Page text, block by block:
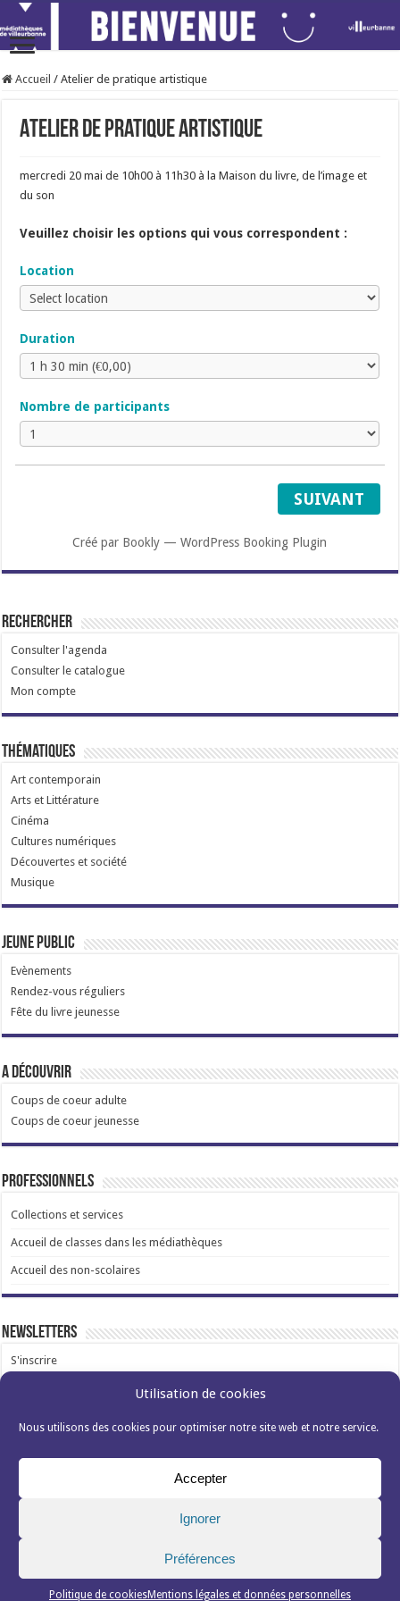
Utilisation de cookies
Nous utilisons des cookies pour optimiser notre site web et notre service.
Accepter
Ignorer
Préférences
Politique de cookiesMentions légales et données personnelles
Accueil / Atelier de pratique artistique
Atelier de pratique artistique
mercredi 20 mai de 10h00 à 11h30 à la Maison du livre, de l’image et
du son
Veuillez choisir les options qui vous correspondent :
Location
Duration
Nombre de participants
SUIVANT
Créé par Bookly —WordPress Booking Plugin
Rechercher
Consulter l'agenda
Consulter le catalogue
Mon compte
Thématiques
Art contemporain
Arts et Littérature
Cinéma
Cultures numériques
Découvertes et société
Musique
Jeune public
Evènements
Rendez-vous réguliers
Fête du livre jeunesse
A découvrir
Coups de coeur adulte
Coups de coeur jeunesse
Professionnels
Collections et services
Accueil de classes dans les médiathèques
Accueil des non-scolaires
Newsletters
S'inscrire
Politique de cookies (EU)s
Médiathèques de Villeurbanne
Demande de stage ou d’emploi